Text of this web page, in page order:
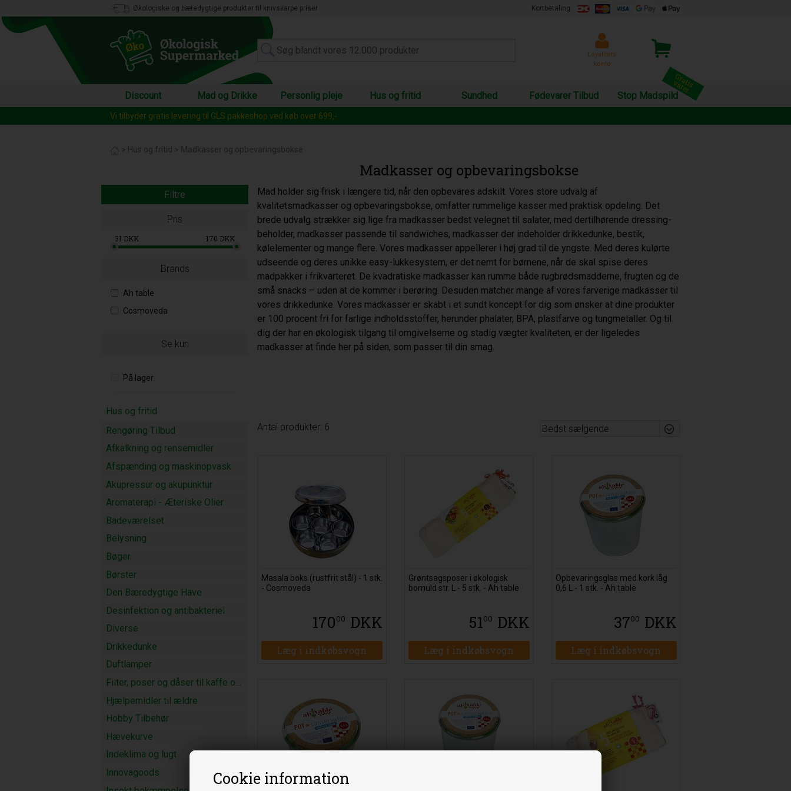
Cookie information
Økologiske og bæredygtige produkter til knivskarpe priser Kortbetaling
Loyalitets
konto
Discount Mad og Drikke Personlig pleje Hus og fritid Sundhed Fødevarer Tilbud Stop Madspild
Vi har over 12.000 forskellige varer i vores sortiment
Vi tilbyder gratis levering til GLS pakkeshop ved køb over 699,-
> Hus og fritid > Madkasser og opbevaringsbokse
Madkasser og opbevaringsbokse
Filtre
Pris
31 DKK 170 DKK
Brands
Ah table
Cosmoveda
Se kun
På lager
Hus og fritid
Rengøring Tilbud
Afkalkning og rensemidler
Afspænding og maskinopvask
Akupressur og akupunktur
Aromaterapi - Æteriske Olier
Badeværelset
Belysning
Bøger
Børster
Den Bæredygtige Have
Desinfektion og antibakteriel
Diverse
Drikkedunke
Duftlamper
Filter, poser og dåser til kaffe og te
Hjælpemidler til ældre
Hobby Tilbehør
Hævekurve
Indeklima og lugt
Innovagoods
Mad holder sig frisk i længere tid, når den opbevares adskilt. Vores store udvalg af
kvalitetsmadkasser og opbevaringsbokse, omfatter rummelige kasser med praktisk opdeling. Det
brede udvalg strækker sig lige fra madkasser bedst velegnet til salater, med dertilhørende dressing-
beholder, madkasser passende til sandwiches, madkasser der indeholder drikkedunke, bestik,
kølelementer og mange flere. Vores madkasser appellerer i høj grad til de yngste. Med deres kulørte
udseende og deres unikke easy-lukkesystem, er det nemt for børnene, når de skal spise deres
madpakker i frikvarteret. De kvadratiske madkasser kan rumme både rugbrødsmadderne, frugten og de
små snacks – uden at de kommer i berøring. Desuden matcher mange af vores farverige madkasser til
vores drikkedunke. Vores madkasser er skabt i et sundt koncept for dig som ønsker at dine produkter
er 100 procent fri for farlige indholdsstoffer, herunder phalater, BPA, plastfarve og tungmetaller. Og til
dig der har en økologisk tilgang til omgivelserne og stadig vægter kvaliteten, er der ligeledes
madkasser at finde her på siden, som passer til din smag.
Antal produkter: 6
Masala boks (rustfrit stål) - 1 stk.
- Cosmoveda
17000 DKK
Grøntsagsposer i økologisk
bomuld str. L - 5 stk. - Ah table
5100 DKK
Opbevaringsglas med kork låg
0,6 L - 1 stk. - Ah table
3700 DKK